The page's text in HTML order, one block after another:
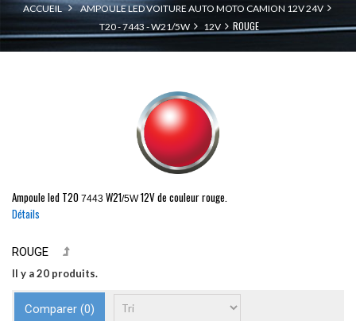
ACCUEIL
AMPOULE LED VOITURE AUTO MOTO CAMION 12V 24V
T20 - 7443 - W21/5W
12V ROUGE
Ampoule led T20 7443 W21/5W 12V de couleur rouge.
Détails
ROUGE
Il y a 20 produits.
Comparer (0)